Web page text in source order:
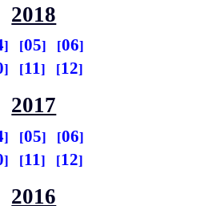
2018
05
06
11 12
2017
05
06
11 12
2016